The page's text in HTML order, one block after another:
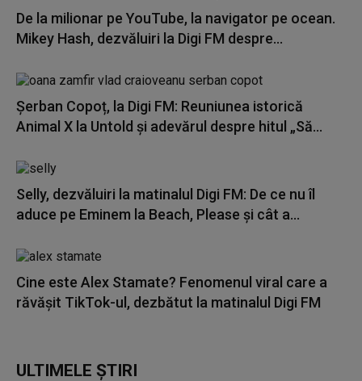
De la milionar pe YouTube, la navigator pe ocean.
Mikey Hash, dezvăluiri la Digi FM despre...
Șerban Copoț, la Digi FM: Reuniunea istorică
Animal X la Untold și adevărul despre hitul „Să...
Selly, dezvăluiri la matinalul Digi FM: De ce nu îl
aduce pe Eminem la Beach, Please și cât a...
Cine este Alex Stamate? Fenomenul viral care a
răvășit TikTok-ul, dezbătut la matinalul Digi FM
ULTIMELE ȘTIRI